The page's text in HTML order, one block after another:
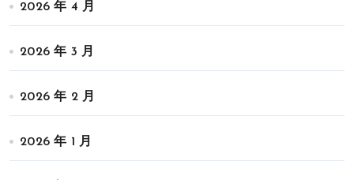
2026 年 4 月
2026 年 3 月
2026 年 2 月
2026 年 1 月